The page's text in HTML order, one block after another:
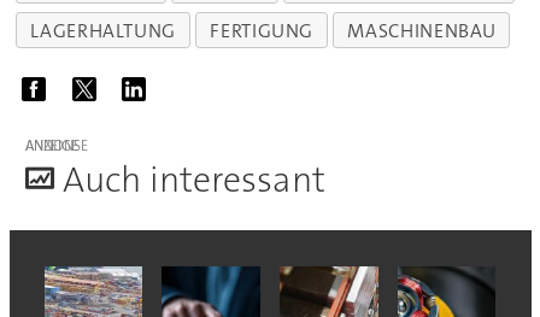
LAGERHALTUNG
FERTIGUNG MASCHINENBAU
ANZEIGE
Auch interessant